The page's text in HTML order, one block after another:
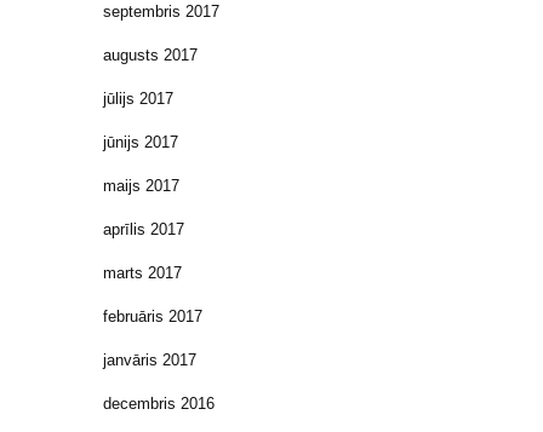
septembris 2017
augusts 2017
jūlijs 2017
jūnijs 2017
maijs 2017
aprīlis 2017
marts 2017
februāris 2017
janvāris 2017
decembris 2016